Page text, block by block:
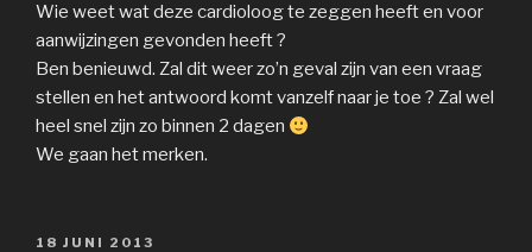
Wie weet wat deze cardioloog te zeggen heeft en voor
aanwijzingen gevonden heeft ?
Ben benieuwd. Zal dit weer zo’n geval zijn van een vraag
stellen en het antwoord komt vanzelf naar je toe ? Zal wel
heel snel zijn zo binnen 2 dagen
We gaan het merken.
GEPLAATST
18 JUNI 2013